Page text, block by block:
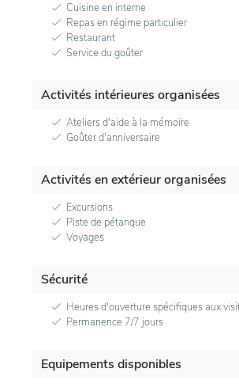
Cuisine en interne
Repas en régime particulier
Restaurant
Service du goûter
Activités intérieures organisées
Ateliers d'aide à la mémoire
Goûter d'anniversaire
Activités en extérieur organisées
Excursions
Piste de pétanque
Voyages
Sécurité
Heures d'ouverture spécifiques aux
Permanence 7/7 jours
Equipements disponibles